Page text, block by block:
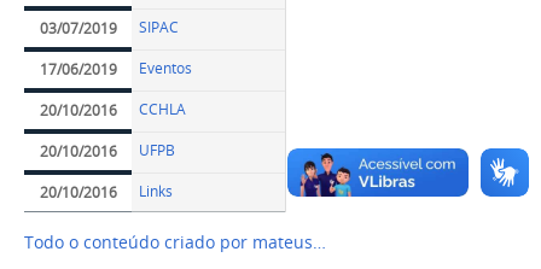
03/07/2019 SIPAC
17/06/2019 Eventos
20/10/2016 CCHLA
20/10/2016 UFPB
20/10/2016 Links
Todo o conteúdo criado por mateus…